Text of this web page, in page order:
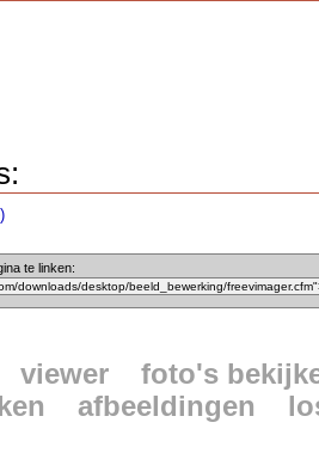
te linken:
viewer
foto's
afbeeldingen